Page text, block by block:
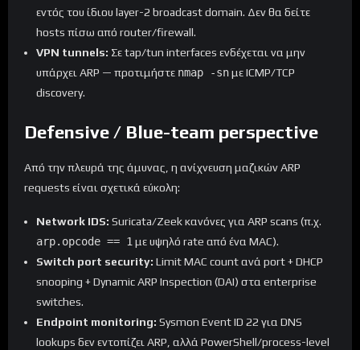
εντός του ίδιου layer-2 broadcast domain. Δεν θα δείτε
hosts πίσω από router/firewall.
VPN tunnels: Σε tap/tun interfaces ενδέχεται να μην
υπάρχει ARP — προτιμήστε nmap -snμε ICMP/TCP
discovery.
Defensive / Blue-team perspective
Από την πλευρά της άμυνας, η ανίχνευση μαζικών ARP
requests είναι σχετικά εύκολη:
Network IDS: Suricata/Zeek κανόνες για ARP scans (π.χ.
arp.opcode == 1 με υψηλό rate από ένα MAC).
Switch port security: Limit MAC count ανά port + DHCP
snooping + Dynamic ARP Inspection (DAI) στα enterprise
switches.
Endpoint monitoring: Sysmon Event ID 22 για DNS
lookups δεν εντοπίζει ARP, αλλά PowerShell/process-level